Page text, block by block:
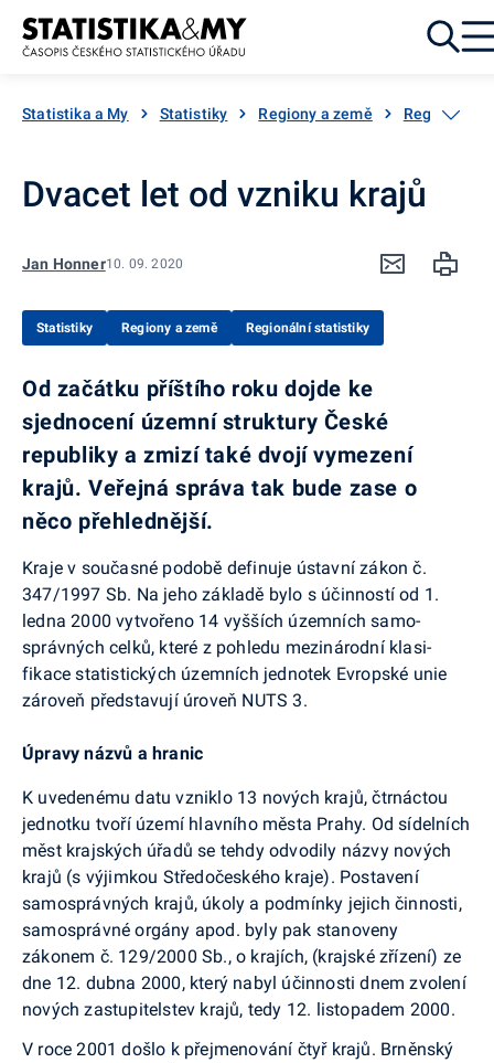
Přejít k obsahu
Statistika a My Statistiky Regiony a země Regionální
Dvacet let od vzniku krajů
Jan Honner10. 09. 2020
Statistiky Regiony a země Regionální statistiky
Od začátku příštího roku dojde ke
sjednocení územní struktury České
republiky a zmizí také dvojí vymezení
krajů. Veřejná správa tak bude zase o
něco přehlednější.
Kraje v současné podobě definuje ústavní zákon č.
347/1997 Sb. Na jeho základě bylo s účinností od 1.
ledna 2000 vytvořeno 14 vyšších územních samo­
správných celků, které z pohledu mezinárodní klasi­
fikace statistických územních jednotek Evropské unie
zároveň představují úroveň NUTS 3.
Úpravy názvů a hranic
K uvedenému datu vzniklo 13 nových krajů, čtrnác­tou
jednotku tvoří území hlavního města Prahy. Od sídelních
měst krajských úřadů se tehdy odvodily ná­zvy nových
krajů (s výjimkou Středočeského kraje). Postavení
samosprávných krajů, úkoly a podmínky jejich činnosti,
samosprávné orgány apod. byly pak stanoveny
zákonem č. 129/2000 Sb., o krajích, (kraj­ské zřízení) ze
dne 12. dubna 2000, který nabyl účin­nosti dnem zvolení
nových zastupitelstev krajů, tedy 12. listopadem 2000.
V roce 2001 došlo k přejmenování čtyř krajů. Br­něnský